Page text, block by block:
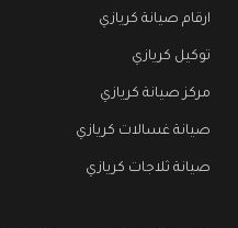
ارقام صيانة كريازي
توكيل كريازي
مركز صيانة كريازي
صيانة غسالات كريازي
صيانة ثلاجات كريازي